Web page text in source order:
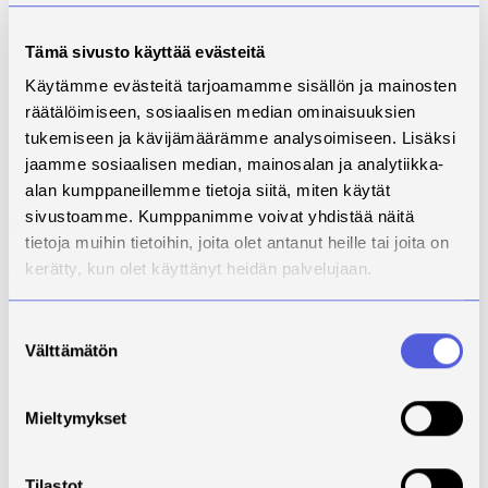
Tämä sivusto käyttää evästeitä
Käytämme evästeitä tarjoamamme sisällön ja mainosten
räätälöimiseen, sosiaalisen median ominaisuuksien
tukemiseen ja kävijämäärämme analysoimiseen. Lisäksi
jaamme sosiaalisen median, mainosalan ja analytiikka-
alan kumppaneillemme tietoja siitä, miten käytät
sivustoamme. Kumppanimme voivat yhdistää näitä
tietoja muihin tietoihin, joita olet antanut heille tai joita on
kerätty, kun olet käyttänyt heidän palvelujaan.
valinta
Välttämätön
Mieltymykset
Mikä on tärkein taito, jonka olet oppinut
Olen oppinut erityisesti tiedonhakuun ja
akateemiseen kirjoittamiseen liittyviä taitoja, joista
koen olevan hyötyä tulevaisuudessa. Minusta on
tullut entistä innovatiivisempi sekä olen oppinut
paljon uutta teoriatietoa ensihoitoon- ja hoitotyöhön
liittyen. Lisäksi tiimityöskentelytaidot ja ajankäytön
suunnittelu on kehittynyt.
Mikä on suurin unelmasi tai tavoitteesi nyt
valmistumisen jälkeen?
Töiden kannalta tarkasteltuna tavoitteenani on olla
jatkaa ammatillista kehittymistäni pitämällä itseäni
osaamistani myös muille, joten haluan myös olla
mukana kehittämässä organisaatiota jossa
lisää.